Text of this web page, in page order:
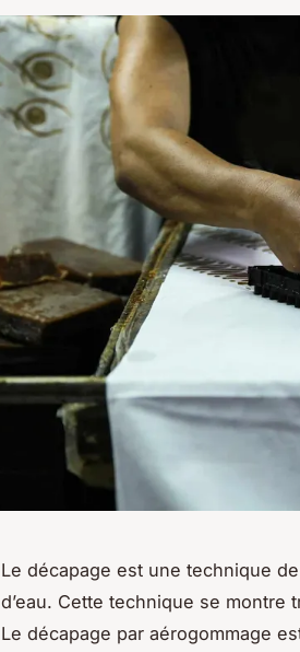
Le décapage est une technique
d’eau. Cette technique se
Le décapage par aérogommage